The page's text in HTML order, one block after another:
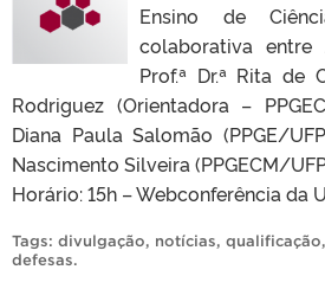
Ensino de
colaborativa
Prof.ª Dr.ª Rita de
Rodriguez (Orientadora –
Diana Paula Salomão (PPGE/
Nascimento Silveira (PPGECM/
Horário: 15h – Webconferência da
Tags: divulgação, notícias, qualificação,
defesas.